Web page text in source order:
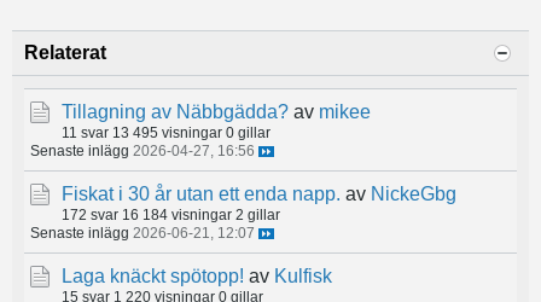
Relaterat
Tillagning av Näbbgädda? av mikee
11 svar 13 495 visningar 0 gillar
Senaste inlägg 2026-04-27, 16:56
Fiskat i 30 år utan ett enda napp. av NickeGbg
172 svar 16 184 visningar 2 gillar
Senaste inlägg 2026-06-21, 12:07
Laga knäckt spötopp! av Kulfisk
15 svar 1 220 visningar 0 gillar